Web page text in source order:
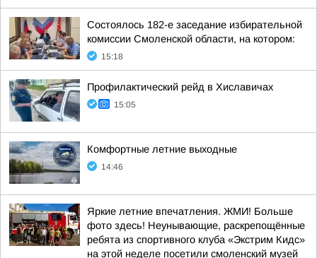
Состоялось 182-е заседание избирательной
комиссии Смоленской области, на котором:
15:18
Профилактический рейд в Хиславичах
15:05
Комфортные летние выходные
14:46
Яркие летние впечатления. ЖМИ! Больше
фото здесь! Неунывающие, раскрепощённые
ребята из спортивного клуба «Экстрим Кидс»
на этой неделе посетили смоленский музей